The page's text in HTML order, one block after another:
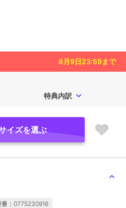
8月9日23:59まで
特典内訳
イズを選ぶ
番：0775230916